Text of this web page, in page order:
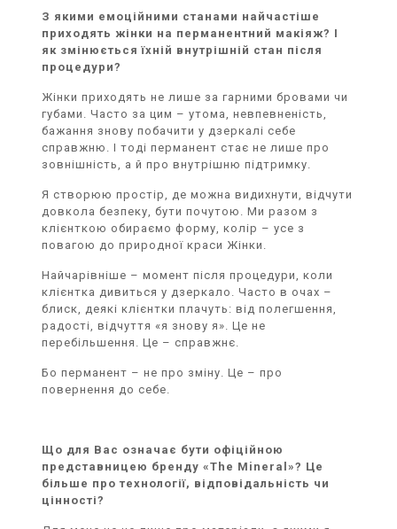
З якими емоційними станами найчастіше
приходять жінки на перманентний макіяж? І
як змінюється їхній внутрішній стан після
процедури?
Жінки приходять не лише за гарними бровами чи
губами. Часто за цим – утома, невпевненість,
бажання знову побачити у дзеркалі себе
справжню. І тоді перманент стає не лише про
зовнішність, а й про внутрішню підтримку.
Я створюю простір, де можна видихнути, відчути
довкола безпеку, бути почутою. Ми разом з
клієнткою обираємо форму, колір – усе з
повагою до природної краси Жінки.
Найчарівніше – момент після процедури, коли
клієнтка дивиться у дзеркало. Часто в очах –
блиск, деякі клієнтки плачуть: від полегшення,
радості, відчуття «я знову я». Це не
перебільшення. Це – справжнє.
Бо перманент – не про зміну. Це – про
повернення до себе.
Що для Вас означає бути офіційною
представницею бренду «The Mineral»? Це
більше про технології, відповідальність чи
цінності?